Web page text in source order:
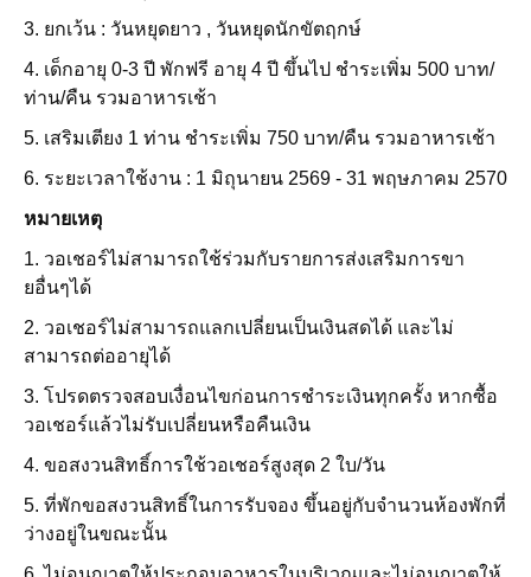
3. ยกเว้น : วันหยุดยาว , วันหยุดนักขัตฤกษ์
4. เด็กอายุ 0-3 ปี พักฟรี อายุ 4 ปี ขึ้นไป ชำระเพิ่ม 500 บาท/
ท่าน/คืน รวมอาหารเช้า
5. เสริมเตียง 1 ท่าน ชำระเพิ่ม 750 บาท/คืน รวมอาหารเช้า
6. ระยะเวลาใช้งาน : 1 มิถุนายน 2569 - 31 พฤษภาคม 2570
หมายเหตุ
1. วอเชอร์ไม่สามารถใช้ร่วมกับรายการส่งเสริมการขา
ยอื่นๆได้
2. วอเชอร์ไม่สามารถแลกเปลี่ยนเป็นเงินสดได้ และไม่
สามารถต่ออายุได้
3. โปรดตรวจสอบเงื่อนไขก่อนการชำระเงินทุกครั้ง หากซื้อ
วอเชอร์แล้วไม่รับเปลี่ยนหรือคืนเงิน
4. ขอสงวนสิทธิ์การใช้วอเชอร์สูงสุด 2 ใบ/วัน
5. ที่พักขอสงวนสิทธิ์ในการรับจอง ขึ้นอยู่กับจำนวนห้องพักที่
ว่างอยู่ในขณะนั้น